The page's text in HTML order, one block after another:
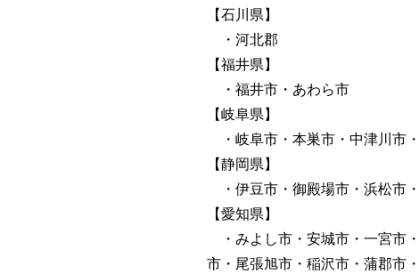
【石川県】
・河北郡
【福井県】
・福井市・あわら市
【岐阜県】
・岐阜市・本巣市・中津川市
【静岡県】
・伊豆市・御殿場市・浜松市
【愛知県】
・みよし市・安城市・一宮市
市・尾張旭市・稲沢市・蒲郡市